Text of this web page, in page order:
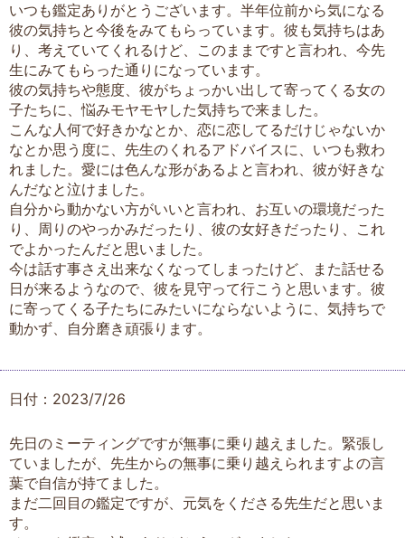
いつも鑑定ありがとうございます。半年位前から気になる
彼の気持ちと今後をみてもらっています。彼も気持ちはあ
り、考えていてくれるけど、このままですと言われ、今先
生にみてもらった通りになっています。
彼の気持ちや態度、彼がちょっかい出して寄ってくる女の
子たちに、悩みモヤモヤした気持ちで来ました。
こんな人何で好きかなとか、恋に恋してるだけじゃないか
なとか思う度に、先生のくれるアドバイスに、いつも救わ
れました。愛には色んな形があるよと言われ、彼が好きな
んだなと泣けました。
自分から動かない方がいいと言われ、お互いの環境だった
り、周りのやっかみだったり、彼の女好きだったり、これ
でよかったんだと思いました。
今は話す事さえ出来なくなってしまったけど、また話せる
日が来るようなので、彼を見守って行こうと思います。彼
に寄ってくる子たちにみたいにならないように、気持ちで
動かず、自分磨き頑張ります。
日付：2023/7/26
先日のミーティングですが無事に乗り越えました。緊張し
ていましたが、先生からの無事に乗り越えられますよの言
葉で自信が持てました。
まだ二回目の鑑定ですが、元気をくださる先生だと思いま
す。